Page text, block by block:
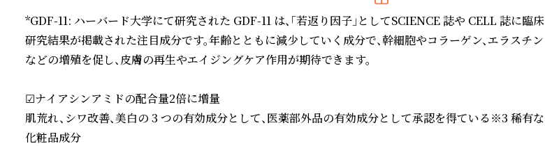
*GDF-11: ハーバード大学にて研究された GDF-11 は、「若返り因子」としてSCIENCE 誌や CELL 誌に臨床
研究結果が掲載された注目成分です。年齢とともに減少していく成分で、幹細胞やコラーゲン、エラスチン
などの増殖を促し、皮膚の再生やエイジングケア作用が期待できます。
☑ナイアシンアミドの配合量2倍に増量
肌荒れ、シワ改善、美白の 3 つの有効成分として、医薬部外品の有効成分として承認を得ている※3 稀有な
化粧品成分